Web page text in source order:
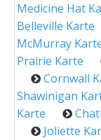
Medicine Hat
Belleville Karte
McMurray
Prairie Karte
Cornwall
Shawinigan
Karte
Joliette